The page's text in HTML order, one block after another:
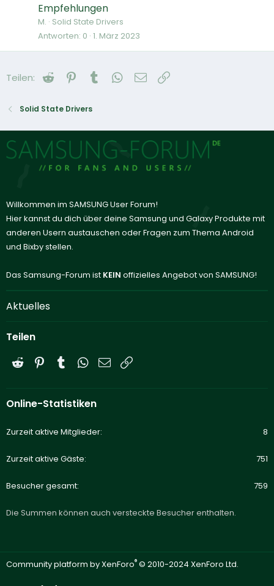
Empfehlungen
M. Solid State Drivers
Antworten 0 1. März 2023
Teilen: Reddit Pinterest
Tumblr WhatsApp
E-Mail
Solid State Drivers
Willkommen im SAMSUNG User Forum!
Hier kannst du dich über deine Samsung und Galaxy Produkte mit
anderen Usern austauschen oder Fragen zum Thema Android
und Bixby stellen.
Das Samsung-Forum ist KEIN offizielles Angebot von SAMSUNG!
Aktuelles
Teilen
Reddit PinterestTumblrWhatsApp
E-Mail
Online-Statistiken
Zurzeit aktive Mitglieder 8
Zurzeit aktive Gäste 751
Besucher gesamt 759
Die Summen können auch versteckte Besucher enthalten.
Community platform by XenForo® © 2010-2024 XenForo Ltd.